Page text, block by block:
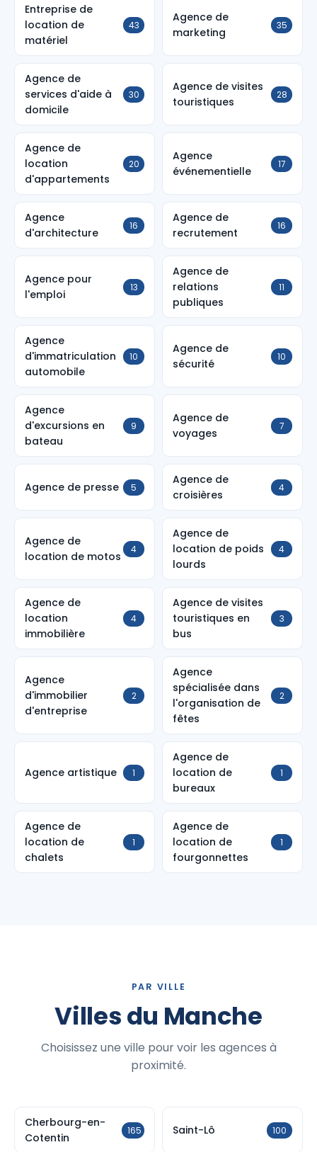
Entreprise de
location de
matériel
43
Agence de
marketing
35
Agence de
services d'aide à
domicile
30
Agence de visites
touristiques
28
Agence de
location
d'appartements
20
Agence
événementielle
17
Agence
d'architecture
16
Agence de
recrutement
16
Agence pour
l'emploi
13
Agence de
relations
publiques
11
Agence
d'immatriculation
automobile
10
Agence de
sécurité
10
Agence
d'excursions en
bateau
9
Agence de
voyages
7
Agence de presse 5
Agence de
croisières
4
Agence de
location de motos
4
Agence de
location de poids
lourds
4
Agence de
location
immobilière
4
Agence de visites
touristiques en
bus
3
Agence
d'immobilier
d'entreprise
2
Agence
spécialisée dans
l'organisation de
fêtes
2
Agence artistique 1
Agence de
location de
bureaux
1
Agence de
location de
chalets
1
Agence de
location de
fourgonnettes
1
PAR VILLE
Villes du Manche
Choisissez une ville pour voir les agences à
proximité.
Cherbourg-en-
Cotentin
165 Saint-Lô 100